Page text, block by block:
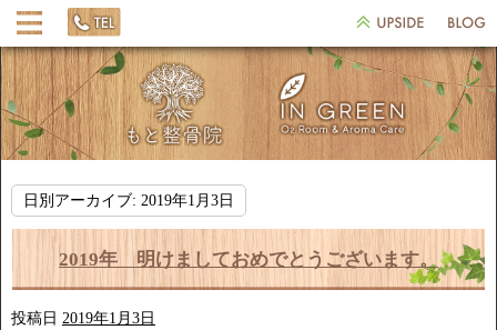
日別アーカイブ: 2019年1月3日
2019年 明けましておめでとうございます。
投稿日 2019年1月3日